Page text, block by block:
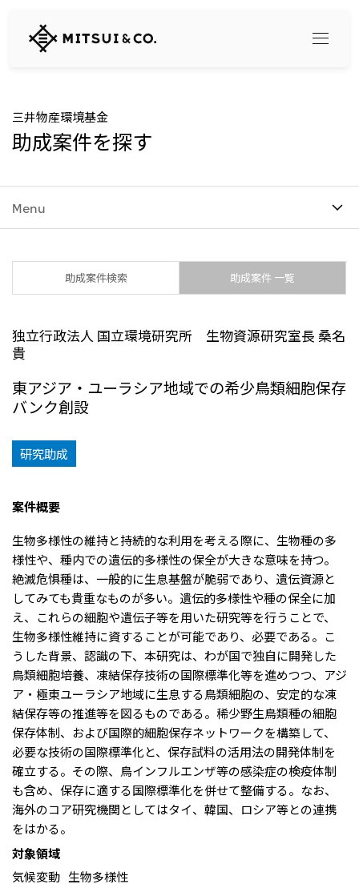
三
井
会
社
Search
トップ
モロッコで、世界で、タン
パク質バリューチェーン
八代 侑輝
すべては、志からはじま
る。
会社情報
社長メッセージ
会社概要
経営理念
国内・海外拠点
事業本部紹介
コーポレート・ガバナンス
三井物産の人材マネジメント
ライブラリー
会社案内 会社紹介映像
トップ
What's New
トピックス
2026年
2025年
2023年
2022年
2019年
2026.8.4 適時開示
従業員向け株式報酬制度の継続
2026.8.4 リリース
令和8年熊本地震被害に対する支援について
2026.8.4 適時開示
2027年3月期第1四半期決算
トップ
トップコミットメント
サステナビリティ経営
Environment
Governance
マテリアリティ
三井物産の人材マネジメント
三井物産の森
社会貢献活動
ライブラリー
「三井物産の森」LEAPアプローチ
TCFDに基づく情報開示
サステナビリティレポー
統合報告書
経営方針・戦略
IR資料室
IR説明会
個人株主・投資家の皆様へ
株主・株式基本情報
IRカレンダー
IRサポート
決算短信・決算情報 統合報告書
2026.8.4
2027年3月期第1四半期決算説明会を開催しました
Careers
トップ
三井物産について
採用情報
本店新卒採用・キャリア採用
グループ会社採用情報
Network Website
トップ
日本
三井物産株式会社（本店）
北米
米国三井物産株式会社
カナダ三井物産株式会社
中南米
メキシコ三井物産有限会社
チリ三井物産有限会社
Social Media
InstagramTwitter FacebookLinkedInYoutube
三井物産環境基金
助成案件を探す
Menu
助成案件検索 助成案件 一覧
独立行政法人 国立環境研究所 生物資源研究室長 桑名
貴
東アジア・ユーラシア地域での希少鳥類細胞保存
バンク創設
研究助成
案件概要
生物多様性の維持と持続的な利用を考える際に、生物種の多
様性や、種内での遺伝的多様性の保全が大きな意味を持つ。
絶滅危惧種は、一般的に生息基盤が脆弱であり、遺伝資源と
してみても貴重なものが多い。遺伝的多様性や種の保全に加
え、これらの細胞や遺伝子等を用いた研究等を行うことで、
生物多様性維持に資することが可能であり、必要である。こ
うした背景、認識の下、本研究は、わが国で独自に開発した
鳥類細胞培養、凍結保存技術の国際標準化等を進めつつ、アジ
ア・極東ユーラシア地域に生息する鳥類細胞の、安定的な凍
結保存等の推進等を図るものである。稀少野生鳥類種の細胞
保存体制、および国際的細胞保存ネットワークを構築して、
必要な技術の国際標準化と、保存試料の活用法の開発体制を
確立する。その際、鳥インフルエンザ等の感染症の検疫体制
も含め、保存に適する国際標準化を併せて整備する。なお、
海外のコア研究機関としてはタイ、韓国、ロシア等との連携
をはかる。
対象領域
気候変動 生物多様性